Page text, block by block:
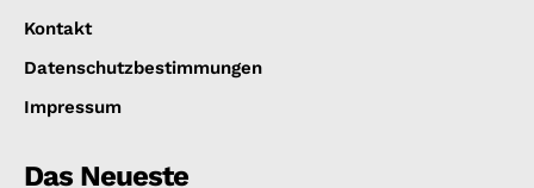
Kontakt
Datenschutzbestimmungen
Impressum
Das Neueste